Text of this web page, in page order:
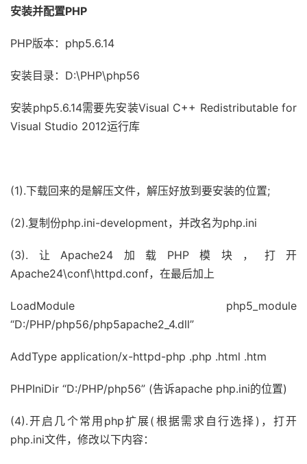
安装并配置PHP
PHP版本：php5.6.14
安装目录：D:\PHP\php56
安装php5.6.14需要先安装Visual C++ Redistributable for
Visual Studio 2012运行库
(1).下载回来的是解压文件，解压好放到要安装的位置;
(2).复制份php.ini-development，并改名为php.ini
(3).让Apache24加载PHP模块，打开
Apache24\conf\httpd.conf，在最后加上
LoadModule php5_module
“D:/PHP/php56/php5apache2_4.dll”
AddType application/x-httpd-php .php .html .htm
PHPIniDir “D:/PHP/php56” (告诉apache php.ini的位置)
(4).开启几个常用php扩展(根据需求自行选择)，打开
php.ini文件，修改以下内容：